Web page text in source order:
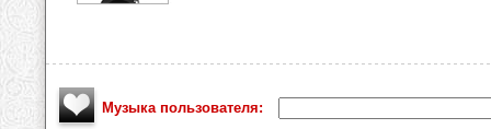
Музыка пользователя: